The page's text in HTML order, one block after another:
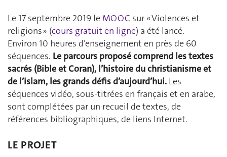
Le 17 septembre 2019 le MOOC sur « Violences et
religions » (cours gratuit en ligne) a été lancé.
Environ 10 heures d’enseignement en près de 60
séquences. Le parcours proposé comprend les textes
sacrés (Bible et Coran), l’histoire du christianisme et
de l’islam, les grands défis d’aujourd’hui. Les
séquences vidéo, sous-titrées en français et en arabe,
sont complétées par un recueil de textes, de
références bibliographiques, de liens Internet.
LE PROJET